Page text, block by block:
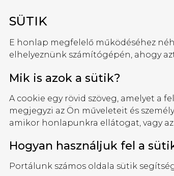
SÜTIK
E honlap megfelelő működéséhez
elhelyeznünk számítógépén, ahogy
Mik is azok a sütik?
A cookie egy rövid szöveg, amelyet a
megjegyzi az Ön műveleteit és
amikor honlapunkra ellátogat, vagy
Hogyan használjuk fel a
Portálunk számos oldala sütik